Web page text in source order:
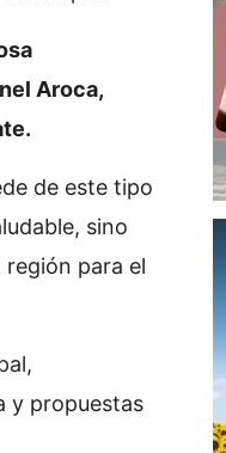
Aroca,
de este tipo
sino
para el
y propuestas